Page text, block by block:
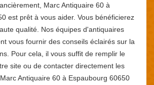
Marc Antiquaire 60 à
est prêt à vous aider. Vous bénéficierez
qualité. Nos équipes d'antiquaires
vous fournir des conseils éclairés sur la
Pour cela, il vous suffit de remplir le
site ou de contacter directement les
Antiquaire 60 à Espaubourg 60650